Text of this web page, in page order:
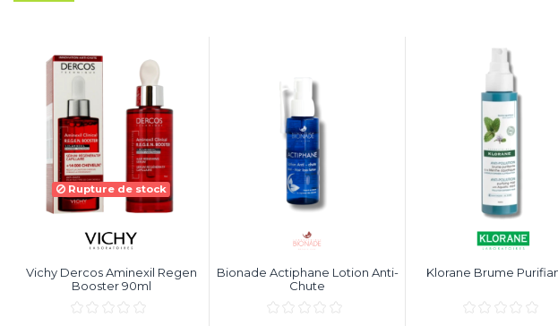
Rupture de stock
Vichy Dercos Aminexil Regen
Booster 90ml
Bionade Actiphane Lotion Anti-
Chute
Klorane Brume